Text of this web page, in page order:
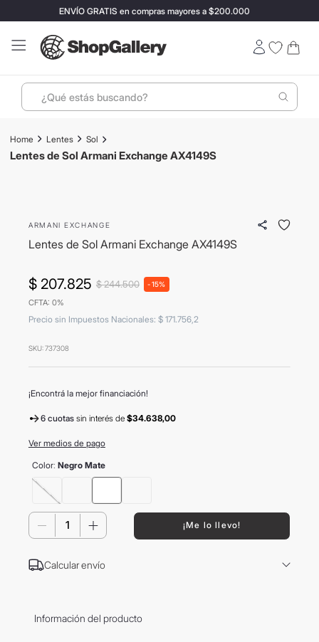
ENVÍO GRATIS en compras mayores a $200.000
¿Qué estás buscando?
Lentes Sol
Lentes de Sol Armani Exchange AX4149S
ARMANI EXCHANGE
Lentes de Sol Armani Exchange AX4149S
$ 207.825 $244.500 -15%
CFTA: 0%
Precio sin Impuestos Nacionales: $ 171.756, 2
SKU:737308
¡Encontrá la mejor financiación!
6 cuotas sin interésde $34.638,00
Ver medios de pago
Color: Negro Mate
＋
－ ¡Me lo llevo!
Calcular envío
Información del producto
1. perfumes
4. lentes sol
6. vino
7
mochila
9. hugo boss